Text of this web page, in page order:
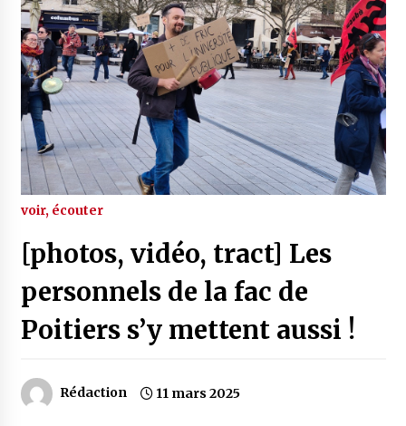
voir, écouter
[photos, vidéo, tract] Les
personnels de la fac de
Poitiers s’y mettent aussi !
Rédaction 11 mars 2025